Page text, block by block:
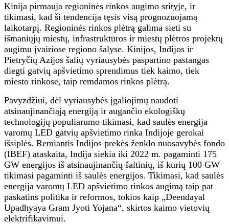
Kinija pirmauja regioninės rinkos augimo srityje, ir
tikimasi, kad ši tendencija tęsis visą prognozuojamą
laikotarpį. Regioninės rinkos plėtrą galima sieti su
išmaniųjų miestų, infrastruktūros ir miestų plėtros projektų
augimu įvairiose regiono šalyse. Kinijos, Indijos ir
Pietryčių Azijos šalių vyriausybės paspartino pastangas
diegti gatvių apšvietimo sprendimus tiek kaimo, tiek
miesto rinkose, taip remdamos rinkos plėtrą.
Pavyzdžiui, dėl vyriausybės įgaliojimų naudoti
atsinaujinančiąją energiją ir augančio ekologiškų
technologijų populiarumo tikimasi, kad saulės energija
varomų LED gatvių apšvietimo rinka Indijoje gerokai
išsiplės. Remiantis Indijos prekės ženklo nuosavybės fondo
(IBEF) ataskaita, Indija siekia iki 2022 m. pagaminti 175
GW energijos iš atsinaujinančių šaltinių, iš kurių 100 GW
tikimasi pagaminti iš saulės energijos. Tikimasi, kad saulės
energija varomų LED apšvietimo rinkos augimą taip pat
paskatins politika ir reformos, tokios kaip „Deendayal
Upadhyaya Gram Jyoti Yojana“, skirtos kaimo vietovių
elektrifikavimui.